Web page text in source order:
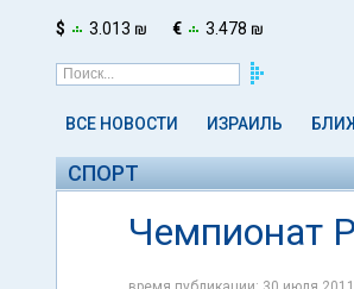
$ 3.013 ₪ € 3.478 ₪
ВСЕ НОВОСТИ ИЗРАИЛЬ
СПОРТ
Чемпионат